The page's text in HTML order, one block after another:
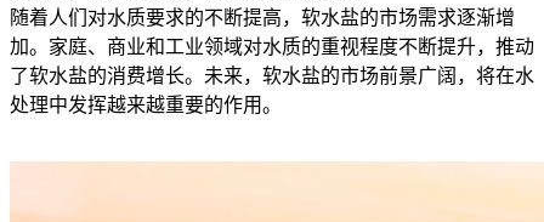
随着人们对水质要求的不断提高，软水盐的市场需求逐渐增
加。家庭、商业和工业领域对水质的重视程度不断提升，推动
了软水盐的消费增长。未来，软水盐的市场前景广阔，将在水
处理中发挥越来越重要的作用。